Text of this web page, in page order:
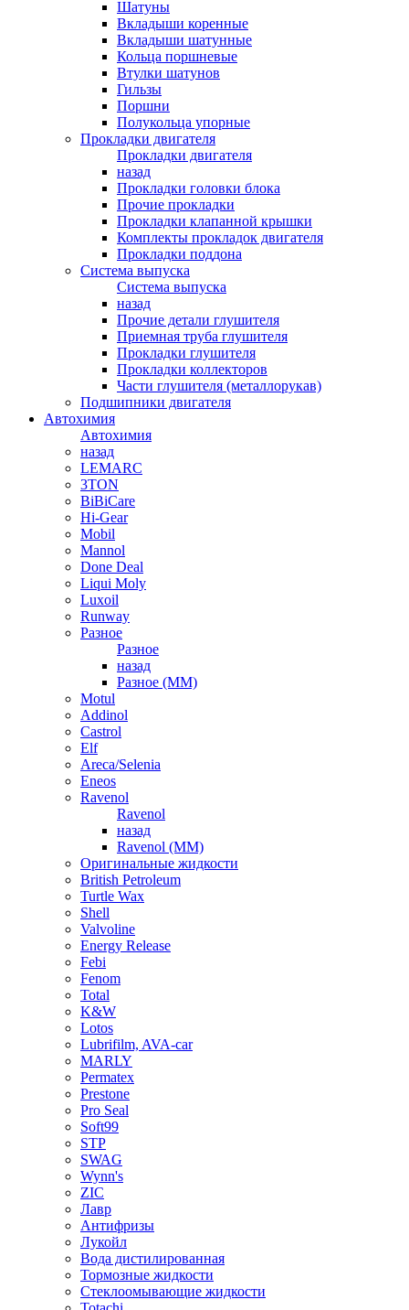
Шатуны
Вкладыши коренные
Вкладыши шатунные
Кольца поршневые
Втулки шатунов
Гильзы
Поршни
Полукольца упорные
Прокладки двигателя
Прокладки двигателя
назад
Прокладки головки блока
Прочие прокладки
Прокладки клапанной крышки
Комплекты прокладок двигателя
Прокладки поддона
Система выпуска
Система выпуска
назад
Прочие детали глушителя
Приемная труба глушителя
Прокладки глушителя
Прокладки коллекторов
Части глушителя (металлорукав)
Подшипники двигателя
Автохимия
Автохимия
назад
LEMARC
3TON
BiBiCare
Hi-Gear
Mobil
Mannol
Done Deal
Liqui Moly
Luxoil
Runway
Разное
Разное
назад
Разное (ММ)
Motul
Addinol
Castrol
Elf
Areca/Selenia
Eneos
Ravenol
Ravenol
назад
Ravenol (ММ)
Оригинальные жидкости
British Petroleum
Turtle Wax
Shell
Valvoline
Energy Release
Febi
Fenom
Total
K&W
Lotos
Lubrifilm, AVA-car
MARLY
Permatex
Prestone
Pro Seal
Soft99
STP
SWAG
Wynn's
ZIC
Лавр
Антифризы
Лукойл
Вода дистилированная
Тормозные жидкости
Стеклоомывающие жидкости